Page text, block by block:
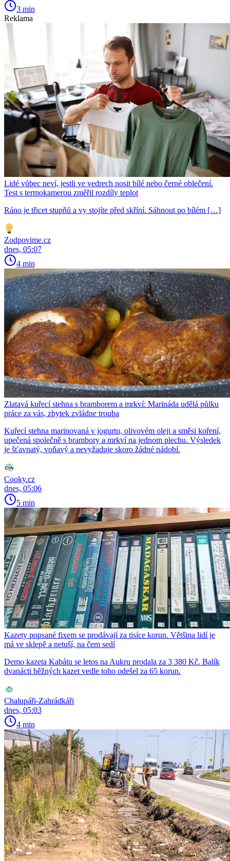
3 min
Reklama
Lidé vůbec neví, jestli ve vedrech nosit bílé nebo černé oblečení.
Test s termokamerou změřil rozdíly teplot
Ráno je třicet stupňů a vy stojíte před skříní. Sáhnout po bílém […]
Zodpovime.cz
dnes, 05:07
4 min
Zlatavá kuřecí stehna s bramborem a mrkví: Marináda udělá půlku
práce za vás, zbytek zvládne trouba
Kuřecí stehna marinovaná v jogurtu, olivovém oleji a směsi koření,
upečená společně s brambory a mrkví na jednom plechu. Výsledek
je šťavnatý, voňavý a nevyžaduje skoro žádné nádobí.
Cooky.cz
dnes, 05:06
5 min
Kazety popsané fixem se prodávají za tisíce korun. Většina lidí je
má ve sklepě a netuší, na čem sedí
Demo kazeta Kabátu se letos na Aukru prodala za 3 380 Kč. Balík
dvanácti běžných kazet vedle toho odešel za 65 korun.
Chalupáři-Zahrádkáři
dnes, 05:03
4 min